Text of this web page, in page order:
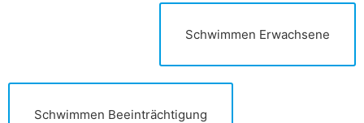
Schwimmen Erwachsene
Schwimmen Beeinträchtigung